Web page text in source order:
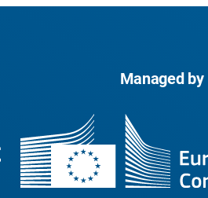
Managed by